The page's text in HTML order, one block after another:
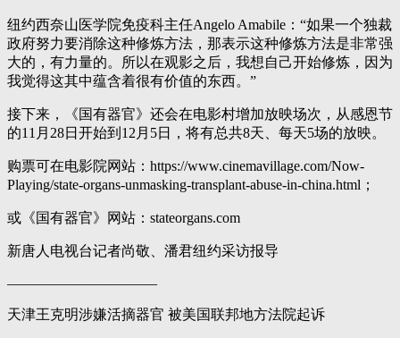
纽约西奈山医学院免疫科主任Angelo Amabile：“如果一个独裁
政府努力要消除这种修炼方法，那表示这种修炼方法是非常强
大的，有力量的。所以在观影之后，我想自己开始修炼，因为
我觉得这其中蕴含着很有价值的东西。”
接下来，《国有器官》还会在电影村增加放映场次，从感恩节
的11月28日开始到12月5日，将有总共8天、每天5场的放映。
购票可在电影院网站：https://www.cinemavillage.com/Now-
Playing/state-organs-unmasking-transplant-abuse-in-china.html；
或《国有器官》网站：stateorgans.com
新唐人电视台记者尚敬、潘君纽约采访报导
——————————–
天津王克明涉嫌活摘器官 被美国联邦地方法院起诉